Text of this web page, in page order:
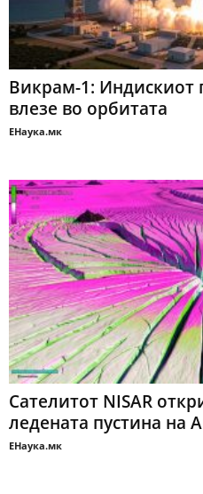
Викрам-1: Индискиот
влезе во орбитата
ЕНаука.мк
Сателитот NISAR
ледената пустина на
ЕНаука.мк